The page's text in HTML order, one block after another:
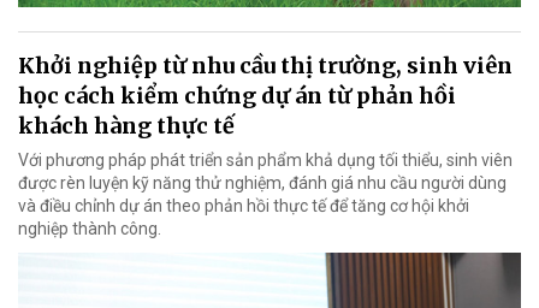
Khởi nghiệp từ nhu cầu thị trường, sinh viên
học cách kiểm chứng dự án từ phản hồi
khách hàng thực tế
Với phương pháp phát triển sản phẩm khả dụng tối thiểu, sinh viên
được rèn luyện kỹ năng thử nghiệm, đánh giá nhu cầu người dùng
và điều chỉnh dự án theo phản hồi thực tế để tăng cơ hội khởi
nghiệp thành công.